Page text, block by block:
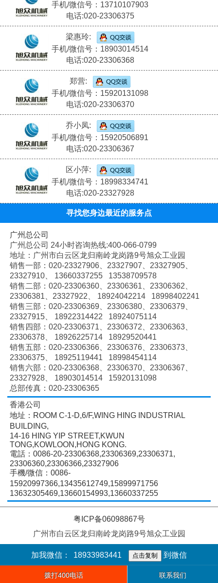
手机/微信号：13710107903
电话:020-23306375
梁惠玲:
手机/微信号：18903014514
电话:020-23306368
郑营:
手机/微信号：15920131098
电话:020-23306370
乔小凤:
手机/微信号：15920506891
电话:020-23306367
区小萍:
手机/微信号：18998334741
电话:020-23327928
寻找您身边最近的服务点
广州总公司
广州总公司 24小时咨询热线:400-066-0799
地址：广州市白云区龙归南岭龙岗路9号旭众工业园
销售一部：020-23327906、 23327907、 23327905、
23327910、
13660337255 13538709578
销售二部：020-23306360、 23306361、 23306362、
23306381、 23327922、
18924042214 18998402241
销售三部：020-23306369、 23306380、 23306379、
23327915、
18922314422 18924075114
销售四部：020-23306371、 23306372、 23306363、
23306378、
18926225714 18929520441
销售五部：020-23306366、 23306376、 23306373、
23306375、
18925119441 18998454114
销售六部：020-23306368、 23306370、 23306367、
23327928、
18903014514 15920131098
总部传真：020-23306365
香港公司
地址：ROOM C-1-D,6/F,WING HING INDUSTRIAL
BUILDING,
14-16 HING YIP STREET,KWUN
TONG,KOWLOON,HONG KONG.
電話：0086-20-23306368,23306369,23306371,
23306360,23306366,23327906
手機/微信：0086-
15920997366,13435612749,15899971756
13632305469,13660154993,13660337255
粤ICP备06098867号
广州市白云区龙归南岭龙岗路9号旭众工业园
加我微信： 18933983441 点击复制 到微信
拨打400电话 联系我们